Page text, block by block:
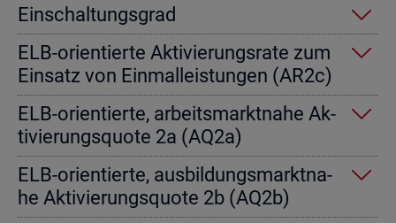
Ein­schal­tungs­grad
ELB-ori­en­tier­te Ak­ti­vie­rungs­ra­te zum
Ein­satz von Einmal­leis­tun­gen (AR2c)
ELB-ori­en­tier­te, ar­beits­markt­na­he Ak­
ti­vie­rungs­quo­te 2a (AQ2a)
ELB-ori­en­tier­te, aus­bil­dungs­markt­na­
he Ak­ti­vie­rungs­quo­te 2b (AQ2b)